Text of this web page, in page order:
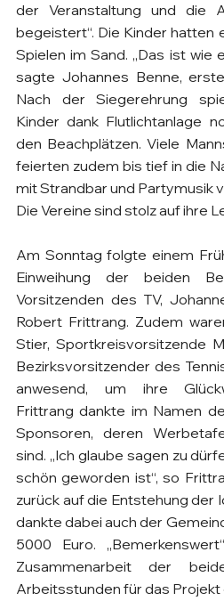
der Veranstaltung und die
begeistert“. Die Kinder hatten
Spielen im Sand. „Das ist wie
sagte Johannes Benne,
Nach der Siegerehrung
Kinder dank Flutlichtanlage
den Beachplätzen. Viele
feierten zudem bis tief in die
mit Strandbar und Partymusik
Die Vereine sind stolz auf ihre
Am Sonntag folgte einem
Einweihung der beiden
Vorsitzenden des TV,
Robert Frittrang. Zudem
Stier, Sportkreisvorsitzende
Bezirksvorsitzender des
anwesend, um ihre
Frittrang dankte im Namen
Sponsoren, deren
sind. „Ich glaube sagen zu
schön geworden ist“, so
zurück auf die Entstehung der
dankte dabei auch der
5000 Euro.
Zusammenarbeit der
Arbeitsstunden für das